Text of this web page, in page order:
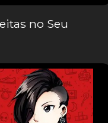
no Seu